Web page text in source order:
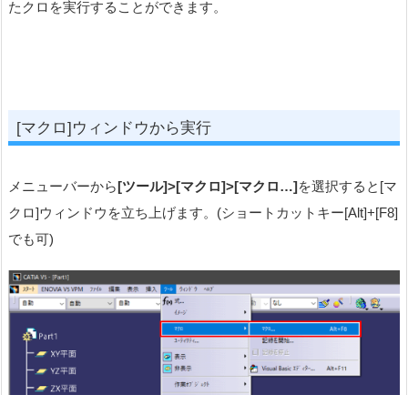
たクロを実行することができます。
[マクロ]ウィンドウから実行
メニューバーから[ツール]>[マクロ]>[マクロ…]を選択すると[マ
クロ]ウィンドウを立ち上げます。(ショートカットキー[Alt]+[F8]
でも可)